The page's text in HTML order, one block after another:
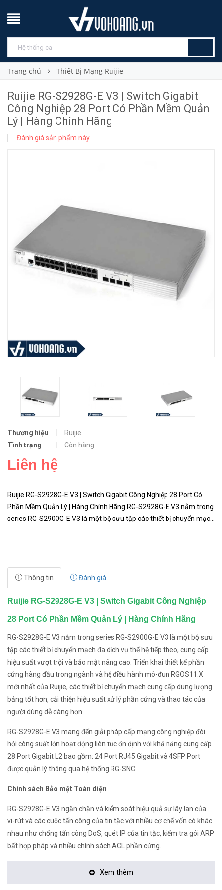
Trang chủ Thiết Bị Mạng Ruijie
Ruijie RG-S2928G-E V3 | Switch Gigabit
Công Nghiệp 28 Port Có Phần Mềm Quản
Lý | Hàng Chính Hãng
Đánh giá sản phẩm này
Thương hiệu
Ruijie
Tình trạng
Còn hàng
Liên hệ
Ruijie RG-S2928G-E V3 | Switch Gigabit Công Nghiệp 28 Port Có
Phần Mềm Quản Lý | Hàng Chính Hãng RG-S2928G-E V3 nằm trong
series RG-S2900G-E V3 là một bộ sưu tập các thiết bị chuyển mạch
Thông tin Đánh giá
Ruijie RG-S2928G-E V3 | Switch Gigabit Công Nghiệp
28 Port Có Phần Mềm Quản Lý | Hàng Chính Hãng
RG-S2928G-E V3 nằm trong series RG-S2900G-E V3 là một bộ sưu
tập các thiết bị chuyển mạch đa dịch vụ thế hệ tiếp theo, cung cấp
hiệu suất vượt trội và bảo mật nâng cao. Triển khai thiết kế phần
cứng hàng đầu trong ngành và hệ điều hành mô-đun RGOS11.X
mới nhất của Ruijie, các thiết bị chuyển mạch cung cấp dung lượng
bảng tốt hơn, cải thiện hiệu suất xử lý phần cứng và thao tác của
người dùng dễ dàng hơn.
RG-S2928G-E V3 mang đến giải pháp cấp mạng công nghiệp đòi
hỏi công suất lớn hoạt động liên tục ổn định với khả năng cung cấp
28 Port Gigabit L2 bao gồm: 24 Port RJ45 Gigabit và 4SFP Port
được quản lý thông qua hệ thống RG-SNC
Chính sách Bảo mật Toàn diện
RG-S2928G-E V3 ngăn chặn và kiểm soát hiệu quả sự lây lan của
vi-rút và các cuộc tấn công của tin tặc với nhiều cơ chế vốn có khác
nhau như chống tấn công DoS, quét IP của tin tặc, kiểm tra gói ARP
bất hợp pháp và nhiều chính sách ACL phần cứng.
Công nghệ Virtual Switch Unit, hay nói ngắn gọn là VSU, cho
Xem thêm